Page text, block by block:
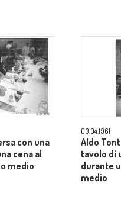
con una
cena al
medio
03.04.1961
Aldo
tavolo di
durante
medio